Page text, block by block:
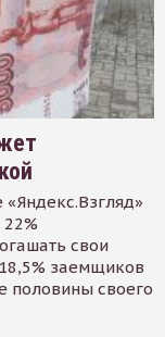
свои
заемщиков
половины своего